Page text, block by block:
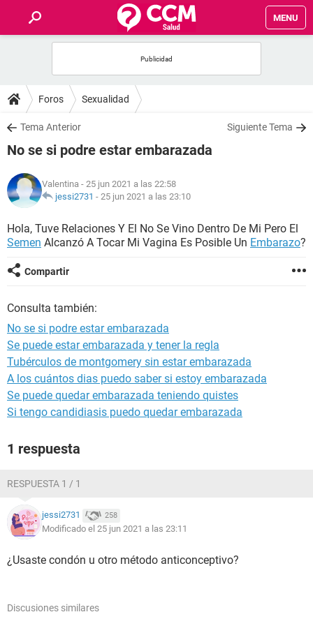
MENU
FOROS
SALUD
NUTRICIÓN
BIENESTAR
SEXUALIDAD
GLOSARIO
Foros Sexualidad
Tema Anterior Siguiente Tema
No se si podre estar embarazada
Valentina - 25 jun 2021 a las 22:58
jessi2731 - 25 jun 2021 a las 23:10
Hola, Tuve Relaciones Y El No Se Vino Dentro De Mi Pero El
Semen Alcanzó A Tocar Mi Vagina Es Posible Un Embarazo?
Compartir
Consulta también:
No se si podre estar embarazada
Se puede estar embarazada y tener la regla
Tubérculos de montgomery sin estar embarazada
A los cuántos dias puedo saber si estoy embarazada
Se puede quedar embarazada teniendo quistes
Si tengo candidiasis puedo quedar embarazada
1 respuesta
RESPUESTA 1 / 1
jessi2731 258
Modificado el 25 jun 2021 a las 23:11
¿Usaste condón u otro método anticonceptivo?
Discusiones similares